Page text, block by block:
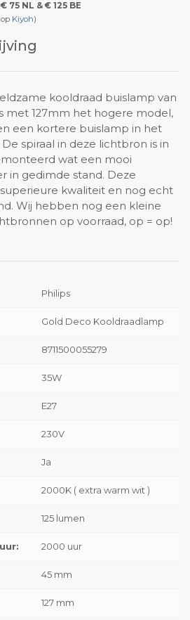
€ 75 NL & € 125 BE
Kiyoh)
kooldraad buislamp van
met 127mm het hogere model,
een kortere buislamp in het
spiraal in deze lichtbron is in
wat een mooi
in gedimde stand. Deze
kwaliteit en nog echt
Wij hebben nog een kleine
op voorraad, op = op!
Philips
Gold Deco Kooldraadlamp
8711500055279
35W
E27
230V
Ja
2000K ( extra warm wit )
125 lumen
2000 uur
45 mm
127 mm